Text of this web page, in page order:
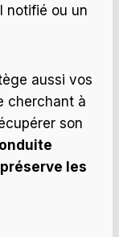
notifié ou un
aussi vos
cherchant à
son
les